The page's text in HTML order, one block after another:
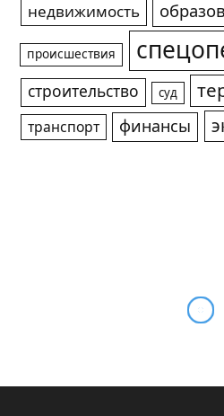
недвижимость
происшествия
строительство суд
транспорт финансы